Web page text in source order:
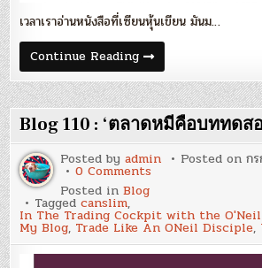
เวลาเราอ่านหนังสือที่เซียนหุ้นเขียน มันม…
Continue ReadingBlog
111
:
‘หลัก
การ
ที่
เรียบ
ง่าย
เกิด
จาก
ความ
เข้าใจ
ลึก
ซึ้ง’
Blog 110 : ‘ตลาดหมีคือบททดส
Posted byadmin Posted onก
0 Comments
:
‘ตลาด
หมี
คือ
บท
Posted inBlog
Taggedcanslim,
In The Trading Cockpit with the
My Blog, Trade Like An ONeil Disciple,